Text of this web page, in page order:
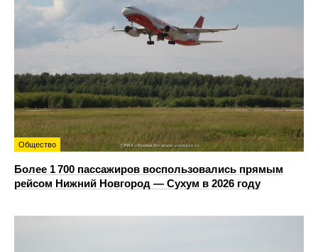
Общество
Более 1 700 пассажиров воспользовались прямым
рейсом Нижний Новгород — Сухум в 2026 году